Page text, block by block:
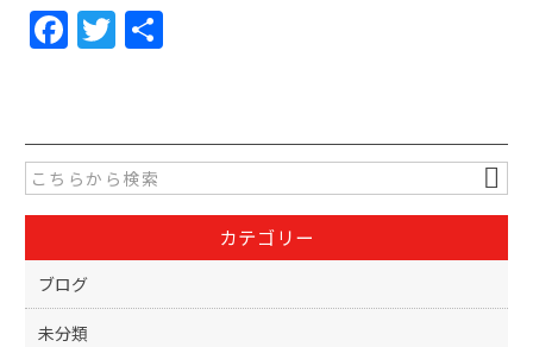
F
a
e
b
o
o
k
T
w
er
カテゴリー
ブログ
未分類